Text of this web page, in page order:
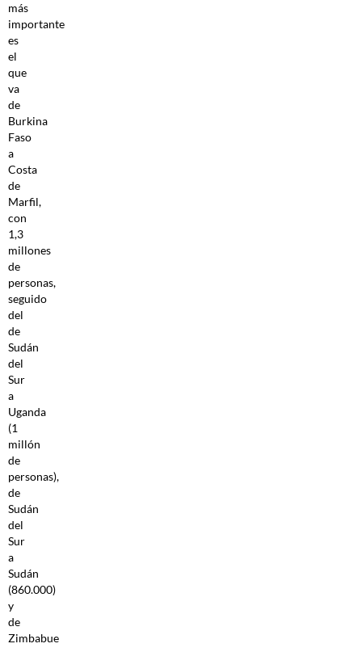
más
importante
es
el
que
va
de
Burkina
Faso
a
Costa
de
Marfil,
con
1,3
millones
de
personas,
seguido
del
de
Sudán
del
Sur
a
Uganda
(1
millón
de
personas),
de
Sudán
del
Sur
a
Sudán
(860.000)
y
de
Zimbabue